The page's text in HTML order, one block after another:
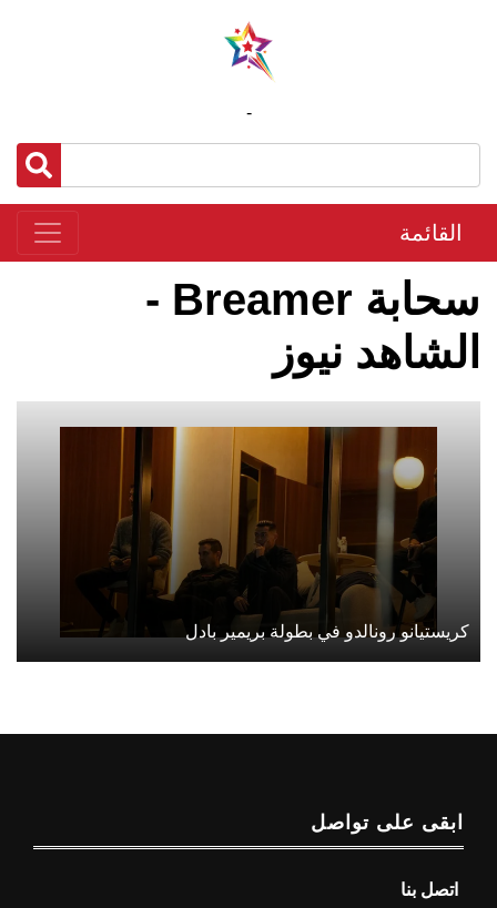
-
القائمة
سحابة Breamer -
الشاهد نيوز
كريستيانو رونالدو في بطولة بريمير بادل
ابقى على تواصل
اتصل بنا